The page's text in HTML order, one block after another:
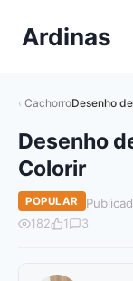
paraArdinas
CachorroDesenho
Desenho
Colorir
POPULAR
182 1 3